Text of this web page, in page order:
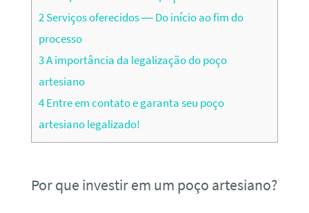
2Serviços oferecidos — Do início ao fim do
processo
3A importância da legalização do poço
artesiano
4Entre em contato e garanta seu poço
artesiano legalizado!
Por que investir em um poço artesiano?